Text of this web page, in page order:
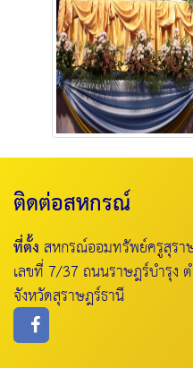
ติดต่อสหกรณ์
ที่ตั้งสหกรณ์ออมทรัพย์ครูสุรา
เลขที่ 7/37 ถนนราษฎร์บำรุง
จังหวัดสุราษฎร์ธานี